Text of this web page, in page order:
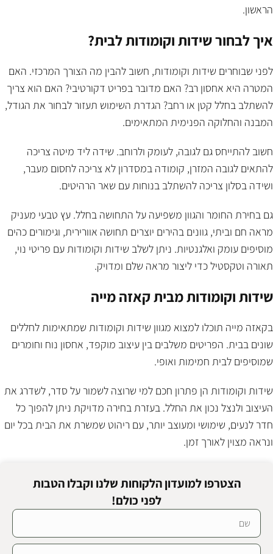
הראשון.
איך לבחור שידות וקומודות לבית?
לפני שבוחרים שידות וקומודות, חשוב להבין מה הצורך המרכזי. האם
המטרה היא אחסון רב? האם מדובר בפריט דקורטיבי? האם הוא צריך
להשתלב בחלל קטן או רחב? הגדרת השימוש תעזור לבחור את הגודל,
המבנה והחלוקה הפנימית המתאימים.
חשוב להתייחס גם לגובה, לעומק ולרוחב. שידה ליד מיטה צריכה
להתאים לגובה המזרן, קומודה במסדרון לא צריכה לחסום מעבר,
ושידה בסלון צריכה להשתלב בנוחות עם שאר הרהיטים.
גם בחירת החומר והגוון משפיעה על התחושה בחלל. עץ טבעי מעניק
מראה חם וביתי, גוונים בהירים יוצרים תחושה אוורירית, וגימורים כהים
מוסיפים עומק ואלגנטיות. ניתן לשלב שידות וקומודות עם פריטי נוי,
תאורה וטקסטיל כדי ליצור מראה שלם ומדויק.
שידות וקומודות מבית קאזה מייה
בקאזה מייה תוכלו למצוא מגוון שידות וקומודות שמתאימות לחללים
שונים בבית. הפריטים משלבים בין עיצוב מוקפד, אחסון נוח וחומרים
שמוסיפים לבית חמימות ואופי.
שידות וקומודות הן פתרון חכם למי שרוצה לשמור על סדר, לשדרג את
העיצוב ולנצל נכון את החלל. בעזרת בחירה מדויקת ניתן להפוך כל
חדר לנעים, שימושי ומעוצב יותר, עם ריהוט שמשרת את הבית בכל יום
ונראה מצוין לאורך זמן.
הצטרפו למועדון הלקוחות שלנו וקבלו הטבות
לפני כולם!